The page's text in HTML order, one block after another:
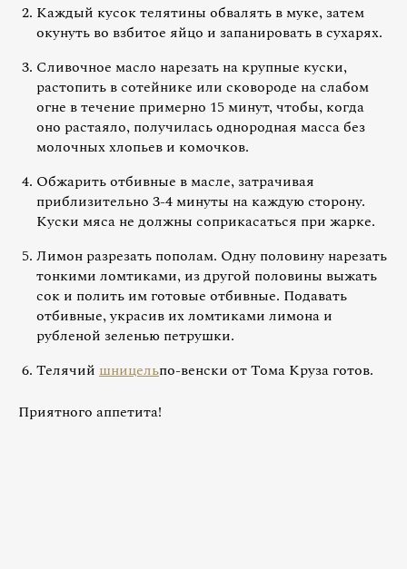
Каждый кусок телятины обвалять в муке, затем
окунуть во взбитое яйцо и запанировать в сухарях.
Сливочное масло нарезать на крупные куски,
растопить в сотейнике или сковороде на слабом
огне в течение примерно 15 минут, чтобы, когда
оно растаяло, получилась однородная масса без
молочных хлопьев и комочков.
Обжарить отбивные в масле, затрачивая
приблизительно 3-4 минуты на каждую сторону.
Куски мяса не должны соприкасаться при жарке.
Лимон разрезать пополам. Одну половину нарезать
тонкими ломтиками, из другой половины выжать
сок и полить им готовые отбивные. Подавать
отбивные, украсив их ломтиками лимона и
рубленой зеленью петрушки.
Телячий шницельпо-венски от Тома Круза готов.
Приятного аппетита!